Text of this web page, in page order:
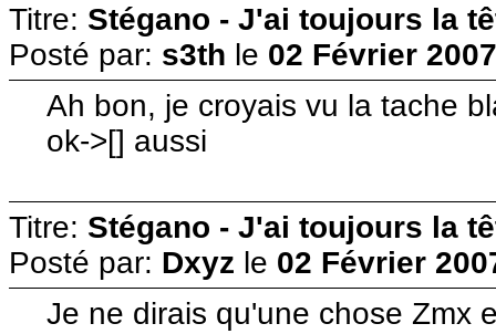
Titre: Stégano - J'ai toujours la
Posté par: s3th le 02 Février
Ah bon, je croyais vu la tache
ok->[] aussi
Titre: Stégano - J'ai toujours la
Posté par: Dxyz le 02 Février
Je ne dirais qu'une chose Zmx